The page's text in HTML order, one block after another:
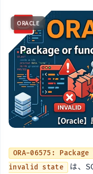
ORACLE
ORA-06575:
invalid state は、